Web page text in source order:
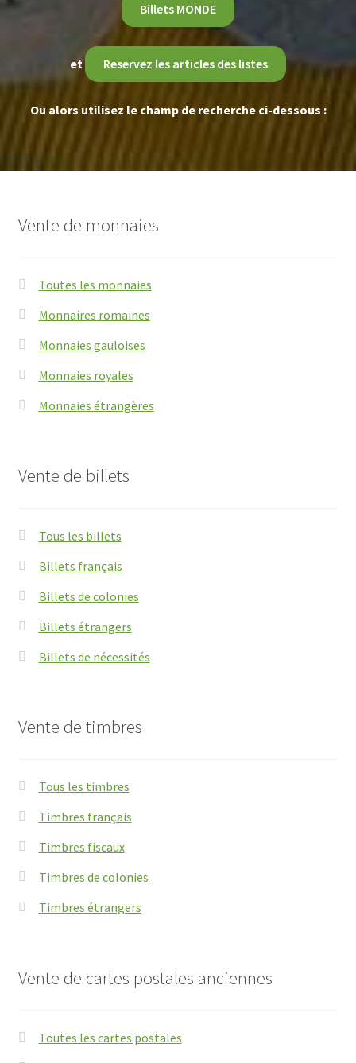
Billets MONDE
et Reservez les articles des listes
Ou alors utilisez le champ de recherche ci-dessous :
Vente de monnaies
Toutes les monnaies
Monnaires romaines
Monnaies gauloises
Monnaies royales
Monnaies étrangères
Vente de billets
Tous les billets
Billets français
Billets de colonies
Billets étrangers
Billets de nécessités
Vente de timbres
Tous les timbres
Timbres français
Timbres fiscaux
Timbres de colonies
Timbres étrangers
Vente de cartes postales anciennes
Toutes les cartes postales